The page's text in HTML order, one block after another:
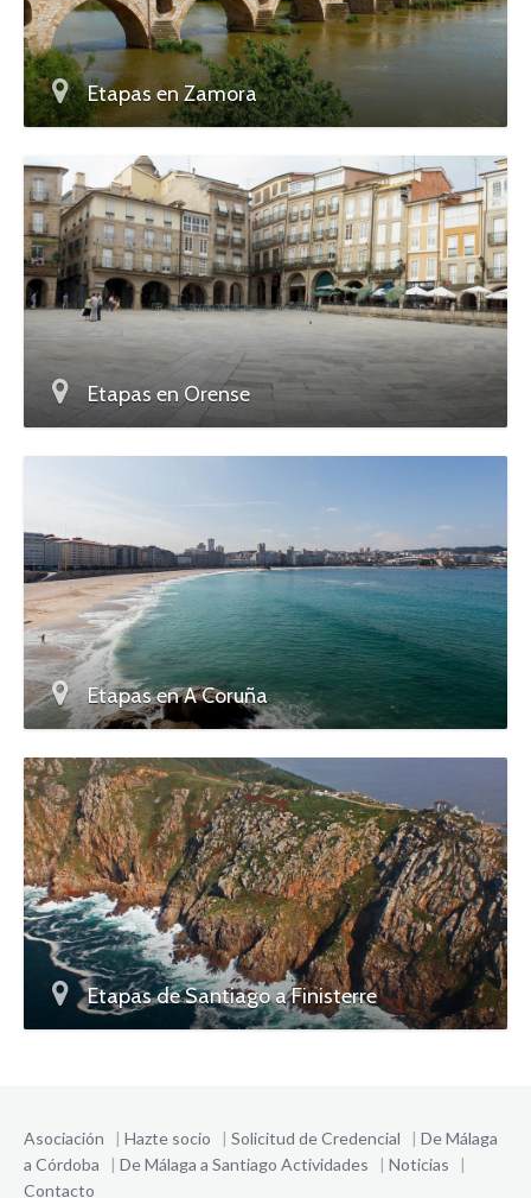
Etapas en Zamora
Etapas en Orense
Etapas en A Coruña
Etapas de Santiago a Finisterre
Asociación | Hazte socio | Solicitud de Credencial | De Málaga
a Córdoba | De Málaga a Santiago Actividades | Noticias |
Contacto